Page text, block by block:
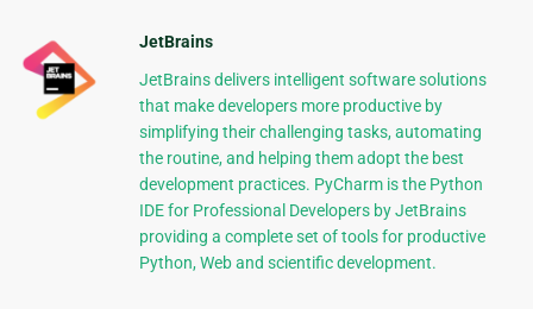
JetBrains
JetBrains delivers intelligent software solutions
that make developers more productive by
simplifying their challenging tasks, automating
the routine, and helping them adopt the best
development practices. PyCharm is the Python
IDE for Professional Developers by JetBrains
providing a complete set of tools for productive
Python, Web and scientific development.